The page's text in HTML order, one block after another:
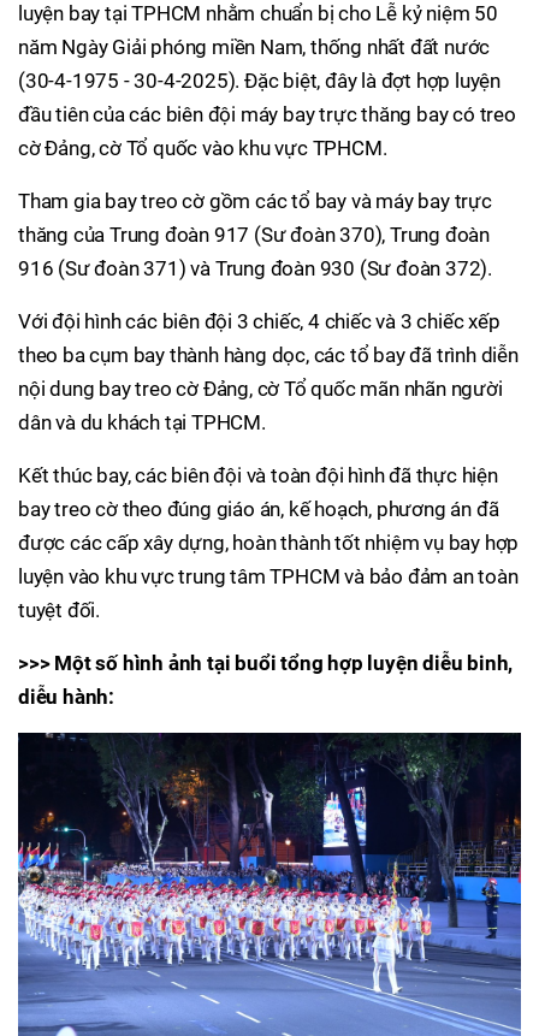
luyện bay tại TPHCM nhằm chuẩn bị cho Lễ kỷ niệm 50
năm Ngày Giải phóng miền Nam, thống nhất đất nước
(30-4-1975 - 30-4-2025). Đặc biệt, đây là đợt hợp luyện
đầu tiên của các biên đội máy bay trực thăng bay có treo
cờ Đảng, cờ Tổ quốc vào khu vực TPHCM.
Tham gia bay treo cờ gồm các tổ bay và máy bay trực
thăng của Trung đoàn 917 (Sư đoàn 370), Trung đoàn
916 (Sư đoàn 371) và Trung đoàn 930 (Sư đoàn 372).
Với đội hình các biên đội 3 chiếc, 4 chiếc và 3 chiếc xếp
theo ba cụm bay thành hàng dọc, các tổ bay đã trình diễn
nội dung bay treo cờ Đảng, cờ Tổ quốc mãn nhãn người
dân và du khách tại TPHCM.
Kết thúc bay, các biên đội và toàn đội hình đã thực hiện
bay treo cờ theo đúng giáo án, kế hoạch, phương án đã
được các cấp xây dựng, hoàn thành tốt nhiệm vụ bay hợp
luyện vào khu vực trung tâm TPHCM và bảo đảm an toàn
tuyệt đối.
>>> Một số hình ảnh tại buổi tổng hợp luyện diễu binh,
diễu hành: